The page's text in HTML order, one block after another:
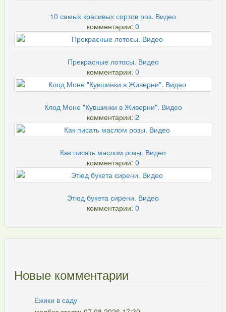
10 самых красивых сортов роз. Видео
комментарии: 0
Прекрасные лотосы. Видео
комментарии: 0
Клод Моне "Кувшинки в Живерни". Видео
комментарии: 2
Как писать маслом розы. Видео
комментарии: 0
Этюд букета сирени. Видео
комментарии: 0
Новые комментарии
Ёжики в саду